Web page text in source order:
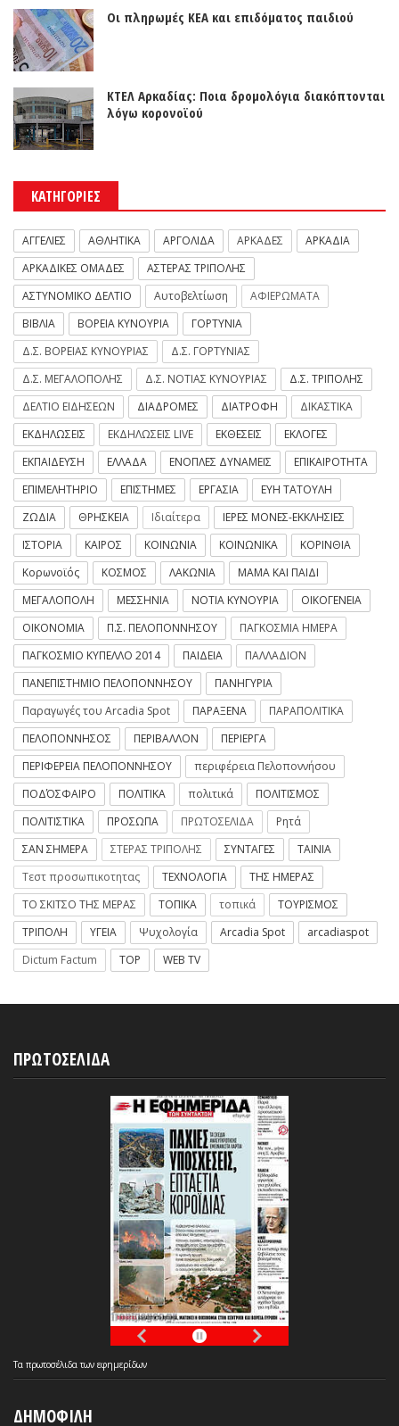
Οι πληρωμές ΚΕΑ και επιδόματος παιδιού
ΚΤΕΛ Αρκαδίας: Ποια δρομολόγια διακόπτονται
λόγω κορονοϊού
ΚΑΤΗΓΟΡΙΕΣ
ΑΓΓΕΛΙΕΣ ΑΘΛΗΤΙΚΑ ΑΡΓΟΛΙΔΑ ΑΡΚΑΔΕΣ
ΑΡΚΑΔΙΑ
ΑΡΚΑΔΙΚΕΣ ΟΜΑΔΕΣ
ΑΣΤΕΡΑΣ ΤΡΙΠΟΛΗΣ
ΑΣΤΥΝΟΜΙΚΟ ΔΕΛΤΙΟ
Αυτοβελτίωση
ΑΦΙΕΡΩΜΑΤΑ
ΒΙΒΛΙΑ
ΒΟΡΕΙΑ ΚΥΝΟΥΡΙΑ
ΓΟΡΤΥΝΙΑ
Δ.Σ. ΒΟΡΕΙΑΣ ΚΥΝΟΥΡΙΑΣ
Δ.Σ. ΓΟΡΤΥΝΙΑΣ
Δ.Σ. ΜΕΓΑΛΟΠΟΛΗΣ
Δ.Σ. ΝΟΤΙΑΣ ΚΥΝΟΥΡΙΑΣ
Δ.Σ. ΤΡΙΠΟΛΗΣ
ΔΕΛΤΙΟ ΕΙΔΗΣΕΩΝ
ΔΙΑΔΡΟΜΕΣ ΔΙΑΤΡΟΦΗ
ΔΙΚΑΣΤΙΚΑ
ΕΚΔΗΛΩΣΕΙΣ
ΕΚΔΗΛΩΣΕΙΣ LIVE ΕΚΘΕΣΕΙΣ
ΕΚΛΟΓΕΣ
ΕΚΠΑΙΔΕΥΣΗ
ΕΛΛΑΔΑ ΕΝΟΠΛΕΣ ΔΥΝΑΜΕΙΣ
ΕΠΙΚΑΙΡΟΤΗΤΑ
ΕΠΙΜΕΛΗΤΗΡΙΟ
ΕΠΙΣΤΗΜΕΣ ΕΡΓΑΣΙΑ
ΕΥΗ ΤΑΤΟΥΛΗ
ΖΩΔΙΑ
ΘΡΗΣΚΕΙΑ Ιδιαίτερα
ΙΕΡΕΣ ΜΟΝΕΣ-ΕΚΚΛΗΣΙΕΣ
ΙΣΤΟΡΙΑ
ΚΑΙΡΟΣ ΚΟΙΝΩΝΙΑ ΚΟΙΝΩΝΙΚΑ
ΚΟΡΙΝΘΙΑ
Κορωνοϊός
ΚΟΣΜΟΣ ΛΑΚΩΝΙΑ
ΜΑΜΑ ΚΑΙ ΠΑΙΔΙ
ΜΕΓΑΛΟΠΟΛΗ
ΜΕΣΣΗΝΙΑ ΝΟΤΙΑ ΚΥΝΟΥΡΙΑ
ΟΙΚΟΓΕΝΕΙΑ
ΟΙΚΟΝΟΜΙΑ
Π.Σ. ΠΕΛΟΠΟΝΝΗΣΟΥ
ΠΑΓΚΟΣΜΙΑ ΗΜΕΡΑ
ΠΑΓΚΟΣΜΙΟ ΚΥΠΕΛΛΟ 2014
ΠΑΙΔΕΙΑ
ΠΑΛΛΑΔΙΟΝ
ΠΑΝΕΠΙΣΤΗΜΙΟ ΠΕΛΟΠΟΝΝΗΣΟΥ
ΠΑΝΗΓΥΡΙΑ
Παραγωγές του Arcadia Spot
ΠΑΡΑΞΕΝΑ
ΠΑΡΑΠΟΛΙΤΙΚΑ
ΠΕΛΟΠΟΝΝΗΣΟΣ
ΠΕΡΙΒΑΛΛΟΝ
ΠΕΡΙΕΡΓΑ
ΠΕΡΙΦΕΡΕΙΑ ΠΕΛΟΠΟΝΝΗΣΟΥ
περιφέρεια Πελοποννήσου
ΠΟΔΌΣΦΑΙΡΟ
ΠΟΛΙΤΙΚΑ πολιτικά
ΠΟΛΙΤΙΣΜΟΣ
ΠΟΛΙΤΙΣΤΙΚΑ
ΠΡΟΣΩΠΑ ΠΡΩΤΟΣΕΛΙΔΑ
Ρητά
ΣΑΝ ΣΗΜΕΡΑ
ΣΤΕΡΑΣ ΤΡΙΠΟΛΗΣ ΣΥΝΤΑΓΕΣ
ΤΑΙΝΙΑ
Τεστ προσωπικοτητας
ΤΕΧΝΟΛΟΓΙΑ
ΤΗΣ ΗΜΕΡΑΣ
ΤΟ ΣΚΙΤΣΟ ΤΗΣ ΜΕΡΑΣ
ΤΟΠΙΚΑ τοπικά
ΤΟΥΡΙΣΜΟΣ
ΤΡΙΠΟΛΗ
ΥΓΕΙΑ Ψυχολογία Arcadia Spot
arcadiaspot
Dictum Factum
TOP WEB TV
ΠΡΩΤΟΣΕΛΙΔΑ
Τα πρωτοσέλιδατων εφημερίδων
ΔΗΜΟΦΙΛΗ